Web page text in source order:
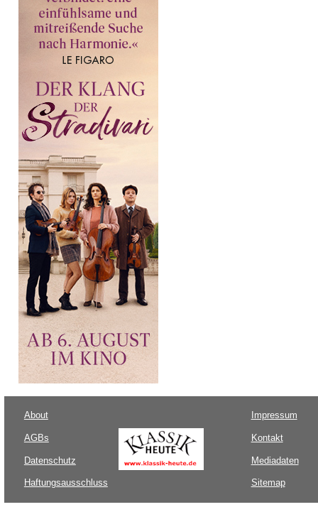
About
AGBs
Datenschutz
Haftungsausschluss
Impressum
Kontakt
Mediadaten
Sitemap